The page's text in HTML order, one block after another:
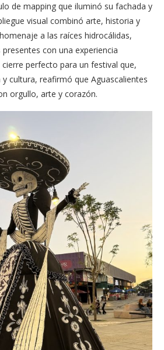
de mapping que iluminó su fachada y
visual combinó arte, historia y
a las raíces hidrocálidas,
con una experiencia
cierre perfecto para un festival que,
cultura, reafirmó que Aguascalientes
orgullo, arte y corazón.